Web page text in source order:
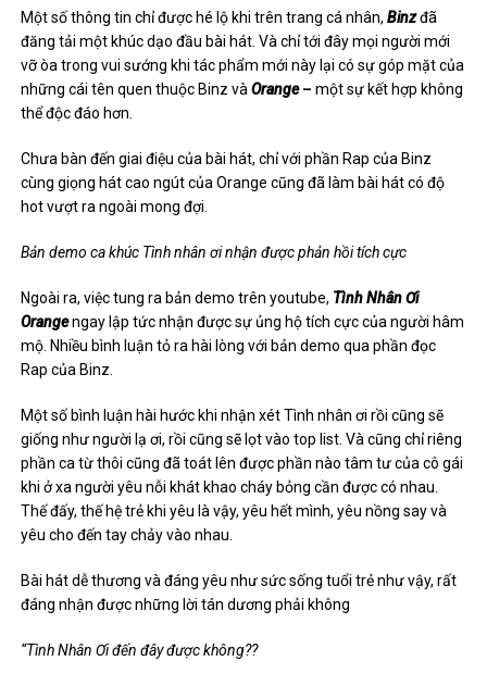
Một số thông tin chỉ được hé lộ khi trên trang cá nhân,Binzđã
đăng tải một khúc dạo đầu bài hát. Và chỉ tới đây mọi người mới
vỡ òa trong vui sướng khi tác phẩm mới này lại có sự góp mặt của
những cái tên quen thuộc Binz vàOrange –một sự kết hợp không
thể độc đáo hơn.
Chưa bàn đến giai điệu của bài hát, chỉ với phần Rap của Binz
cùng giọng hát cao ngút của Orange cũng đã làm bài hát có độ
hot vượt ra ngoài mong đợi.
Bản demo ca khúc Tình nhân ơi nhận được phản hồi tích cực
Ngoài ra, việc tung ra bản demo trên youtube, Tình Nhân Ơi
Orangengay lập tức nhận được sự ủng hộ tích cực của người hâm
mộ. Nhiều bình luận tỏ ra hài lòng với bản demo qua phần đọc
Rap của Binz.
Một số bình luận hài hước khi nhận xét Tình nhân ơi rồi cũng sẽ
giống như người lạ ơi, rồi cũng sẽ lọt vào top list. Và cũng chỉ riêng
phần ca từ thôi cũng đã toát lên được phần nào tâm tư của cô gái
khi ở xa người yêu nỗi khát khao cháy bỏng cần được có nhau.
Thế đấy, thế hệ trẻ khi yêu là vậy, yêu hết mình, yêu nồng say và
yêu cho đến tay chảy vào nhau.
Bài hát dễ thương và đáng yêu như sức sống tuổi trẻ như vậy, rất
đáng nhận được những lời tán dương phải không
“Tình Nhân Ơi đến đây được không??